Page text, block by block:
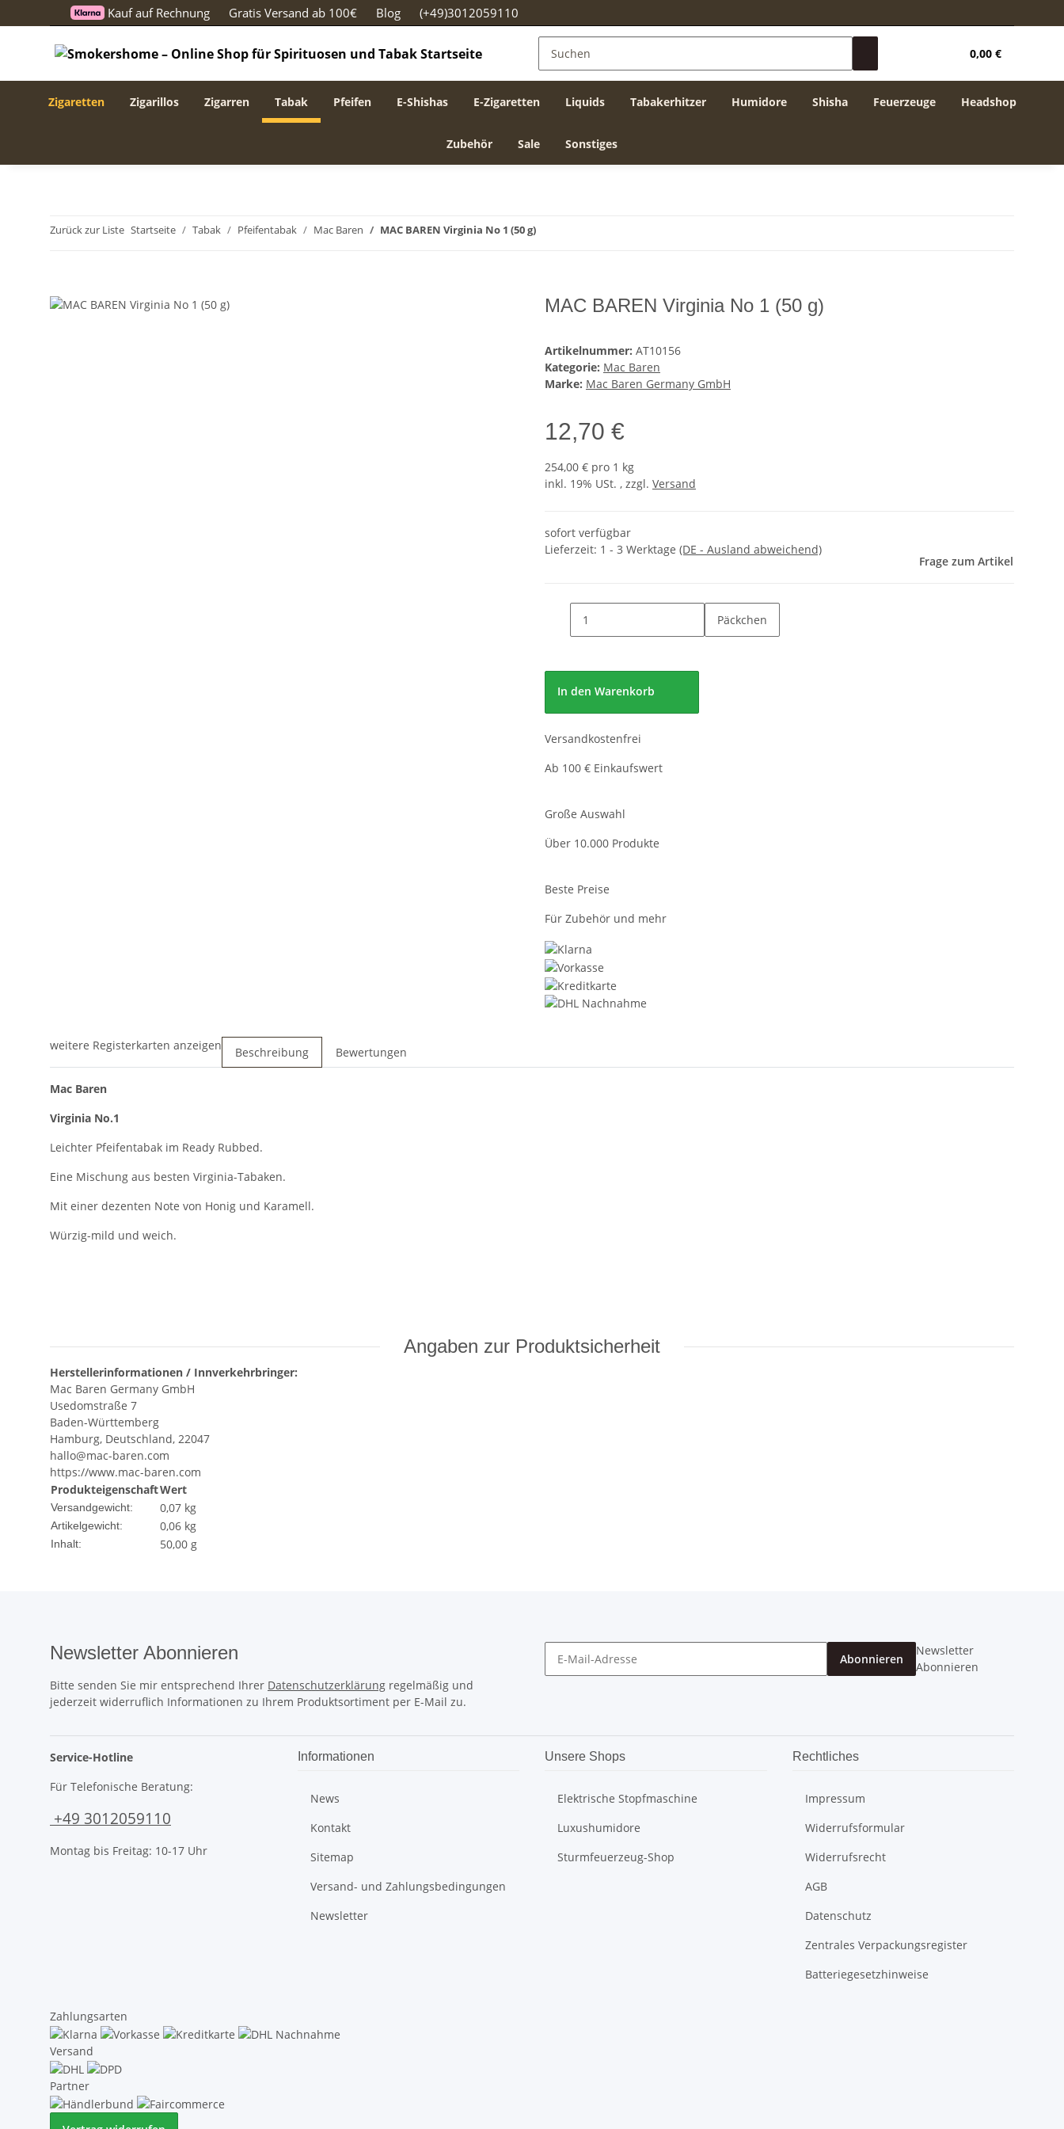
Kauf auf Rechnung Gratis Versand ab 100€ Blog (+49)3012059110
0,00 €
Zigaretten Zigarillos Zigarren Tabak Pfeifen E-Shishas E-Zigaretten Liquids Tabakerhitzer Humidore Shisha Feuerzeuge Headshop
Zubehör Sale Sonstiges
Zurück zur Liste Startseite Tabak Pfeifentabak Mac Baren MAC BAREN Virginia No 1 (50 g)
MAC BAREN Virginia No 1 (50 g)
Artikelnummer: AT10156
Kategorie: Mac Baren
Marke: Mac Baren Germany GmbH
12,70 €
254,00 € pro 1 kg
inkl. 19% USt. , zzgl. Versand
sofort verfügbar
Lieferzeit: 1 - 3 Werktage (DE - Ausland abweichend)
Frage zum Artikel
Päckchen
In den Warenkorb
Versandkostenfrei
Ab 100 € Einkaufswert
Große Auswahl
Über 10.000 Produkte
Beste Preise
Für Zubehör und mehr
weitere Registerkarten anzeigen Beschreibung Bewertungen
Mac Baren
Virginia No.1
Leichter Pfeifentabak im Ready Rubbed.
Eine Mischung aus besten Virginia-Tabaken.
Mit einer dezenten Note von Honig und Karamell.
Würzig-mild und weich.
Angaben zur Produktsicherheit
Herstellerinformationen / Innverkehrbringer:
Mac Baren Germany GmbH
Usedomstraße 7
Baden-Württemberg
Hamburg, Deutschland, 22047
hallo@mac-baren.com
https://www.mac-baren.com
ProdukteigenschaftWert
Versandgewicht: 0,07 kg
Artikelgewicht: 0,06 kg
Inhalt: 50,00 g
Newsletter Abonnieren
Bitte senden Sie mir entsprechend Ihrer Datenschutzerklärung regelmäßig und
jederzeit widerruflich Informationen zu Ihrem Produktsortiment per E-Mail zu.
Abonnieren
Newsletter
Abonnieren
Service-Hotline
Für Telefonische Beratung:
+49 3012059110
Montag bis Freitag: 10-17 Uhr
Informationen
News
Kontakt
Sitemap
Versand- und Zahlungsbedingungen
Newsletter
Unsere Shops
Elektrische Stopfmaschine
Luxushumidore
Sturmfeuerzeug-Shop
Rechtliches
Impressum
Widerrufsformular
Widerrufsrecht
AGB
Datenschutz
Zentrales Verpackungsregister
Batteriegesetzhinweise
Zahlungsarten
Versand
Partner